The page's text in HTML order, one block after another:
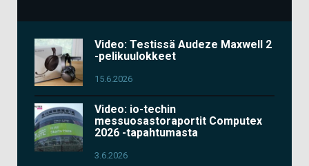
Video: Testissä Audeze Maxwell 2
-pelikuulokkeet
15.6.2026
Video: io-techin
messuosastoraportit Computex
2026 -tapahtumasta
3.6.2026